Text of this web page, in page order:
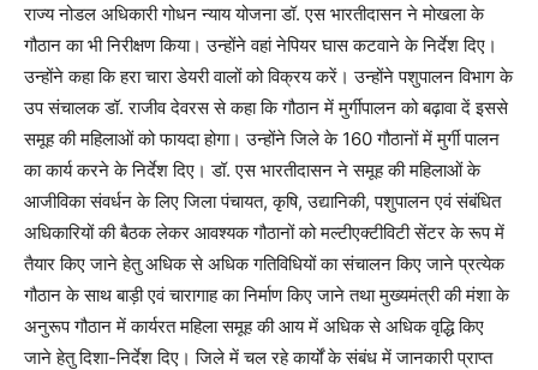
राज्य नोडल अधिकारी गोधन न्याय योजना डॉ. एस भारतीदासन ने मोखला के
गौठान का भी निरीक्षण किया। उन्होंने वहां नेपियर घास कटवाने के निर्देश दिए।
उन्होंने कहा कि हरा चारा डेयरी वालों को विक्रय करें। उन्होंने पशुपालन विभाग के
उप संचालक डॉ. राजीव देवरस से कहा कि गौठान में मुर्गीपालन को बढ़ावा दें इससे
समूह की महिलाओं को फायदा होगा। उन्होंने जिले के 160 गौठानों में मुर्गी पालन
का कार्य करने के निर्देश दिए। डॉ. एस भारतीदासन ने समूह की महिलाओं के
आजीविका संवर्धन के लिए जिला पंचायत, कृषि, उद्यानिकी, पशुपालन एवं संबंधित
अधिकारियों की बैठक लेकर आवश्यक गौठानों को मल्टीएक्टीविटी सेंटर के रूप में
तैयार किए जाने हेतु अधिक से अधिक गतिविधियों का संचालन किए जाने प्रत्येक
गौठान के साथ बाड़ी एवं चारागाह का निर्माण किए जाने तथा मुख्यमंत्री की मंशा के
अनुरूप गौठान में कार्यरत महिला समूह की आय में अधिक से अधिक वृद्धि किए
जाने हेतु दिशा-निर्देश दिए। जिले में चल रहे कार्यों के संबंध में जानकारी प्राप्त